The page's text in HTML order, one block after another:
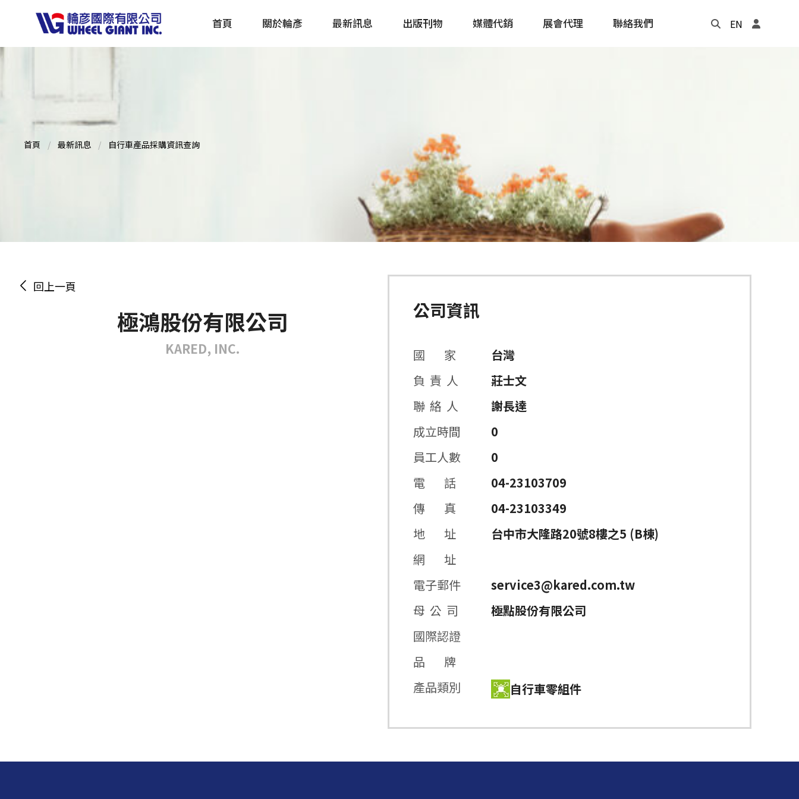
首頁 關於輪彥 最新訊息 出版刊物
戶外探索 Outside
主題書籍
媒體代銷 展會代理 聯絡我們 EN
首頁 最新訊息 自行車產品採購資訊查詢
回上一頁
極鴻股份有限公司
KARED, INC.
公司資訊
國 家
台灣
負 責 人
莊士文
聯 絡 人
謝長達
成立時間
0
員工人數
0
電 話
04-23103709
傳 真
04-23103349
地 址
台中市大隆路20號8樓之5 (B棟)
網 址
電子郵件
service3@kared.com.tw
母 公 司
極點股份有限公司
國際認證
品 牌
產品類別
自行車零組件